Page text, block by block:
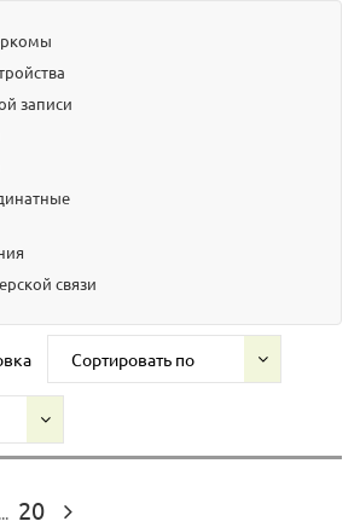
записи
связи
Сортировать по
... 20